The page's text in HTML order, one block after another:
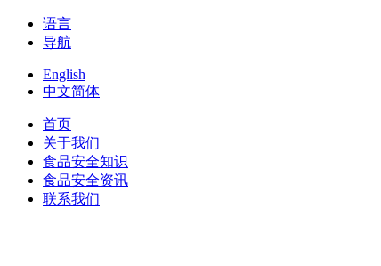
语言
导航
English
中文简体
首页
关于我们
食品安全知识
食品安全资讯
联系我们